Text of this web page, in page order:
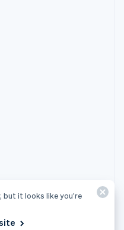
but it looks like you’re